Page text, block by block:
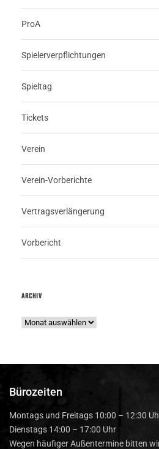
ProA
Spielerverpflichtungen
Spieltag
Tickets
Verein
Verein-Vorberichte
Vertragsverlängerung
Vorbericht
ARCHIV
Bürozeiten
Montags und Freitags 10:00 – 12:30
Dienstags 14:00 – 17:00 Uhr
Wegen häufiger Außentermine bitten